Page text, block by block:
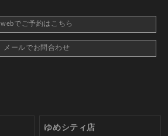
webでご予約はこちら
メールでお問合わせ
ゆめシティ店